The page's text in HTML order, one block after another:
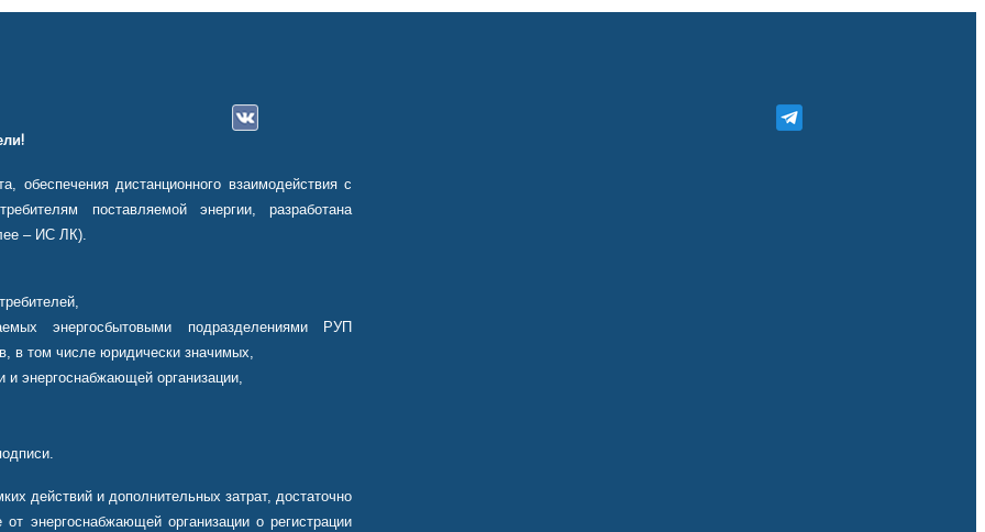
обеспечения дистанционного взаимодействия с
поставляемой энергии, разработана
– ИС ЛК).
энергосбытовыми подразделениями РУП
в том числе юридически значимых,
и энергоснабжающей организации,
действий и дополнительных затрат, достаточно
энергоснабжающей организации о регистрации